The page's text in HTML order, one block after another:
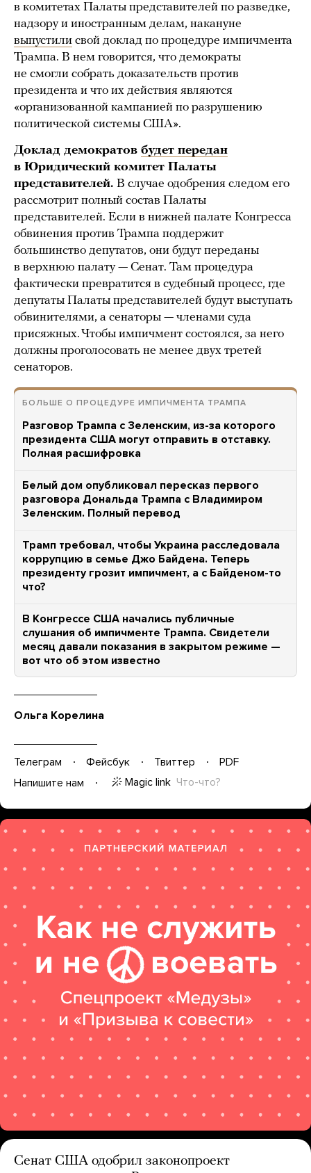
в комитетах Палаты представителей по разведке,
надзору и иностранным делам, накануне
выпустили свой доклад по процедуре импичмента
Трампа. В нем говорится, что демократы
не смогли собрать доказательств против
президента и что их действия являются
«организованной кампанией по разрушению
политической системы США».
Доклад демократов будет передан
в Юридический комитет Палаты
представителей. В случае одобрения следом его
рассмотрит полный состав Палаты
представителей. Если в нижней палате Конгресса
обвинения против Трампа поддержит
большинство депутатов, они будут переданы
в верхнюю палату — Сенат. Там процедура
фактически превратится в судебный процесс, где
депутаты Палаты представителей будут выступать
обвинителями, а сенаторы — членами суда
присяжных. Чтобы импичмент состоялся, за него
должны проголосовать не менее двух третей
сенаторов.
БОЛЬШЕ О ПРОЦЕДУРЕ ИМПИЧМЕНТА ТРАМПА
Разговор Трампа с Зеленским, из-за которого
президента США могут отправить в отставку.
Полная расшифровка
Белый дом опубликовал пересказ первого
разговора Дональда Трампа с Владимиром
Зеленским. Полный перевод
Трамп требовал, чтобы Украина расследовала
коррупцию в семье Джо Байдена. Теперь
президенту грозит импичмент, а с Байденом-то
что?
В Конгрессе США начались публичные
слушания об импичменте Трампа. Свидетели
месяц давали показания в закрытом режиме —
вот что об этом известно
Ольга Корелина
Телеграм Фейсбук Твиттер
PDF
Напишите нам
Magic link Что-что?
Сенат США одобрил законопроект